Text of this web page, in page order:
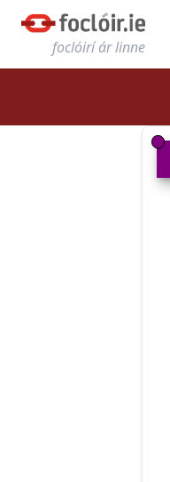
foclóirí ár linne